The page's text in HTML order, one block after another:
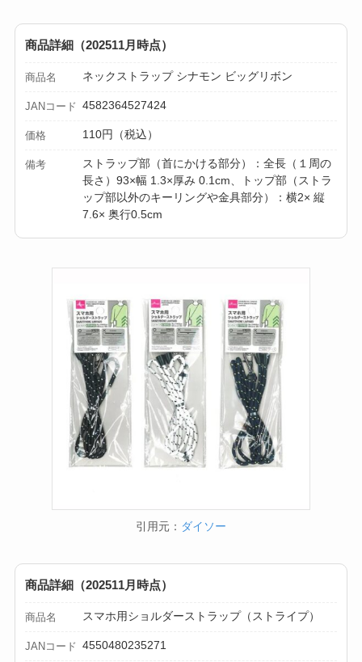
商品詳細（202511月時点）
商品名 ネックストラップ シナモン ビッグリボン
JANコード 4582364527424
価格 110円（税込）
備考
ストラップ部（首にかける部分）：全長（１周の
長さ）93×幅 1.3×厚み 0.1cm、トップ部（ストラ
ップ部以外のキーリングや金具部分）：横2× 縦
7.6× 奥行0.5cm
引用元： ダイソー
商品詳細（202511月時点）
商品名 スマホ用ショルダーストラップ（ストライプ）
JANコード 4550480235271